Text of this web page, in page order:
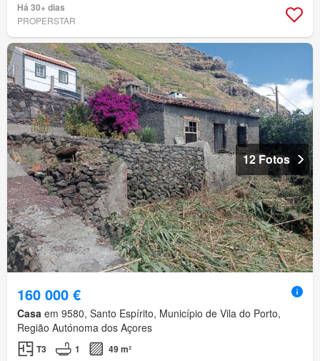
Há 30+ dias
PROPERSTAR
12 Fotos
160 000 €
Casa em 9580, Santo Espírito, Município de Vila do Porto,
Região Autónoma dos Açores
T3 1
49 m²